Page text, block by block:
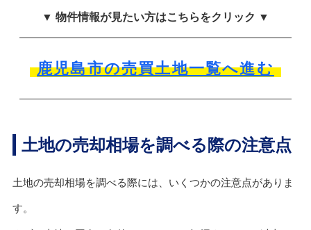
▼ 物件情報が見たい方はこちらをクリック ▼
鹿児島市の売買土地一覧へ進む
土地の売却相場を調べる際の注意点
土地の売却相場を調べる際には、いくつかの注意点がありま
す。